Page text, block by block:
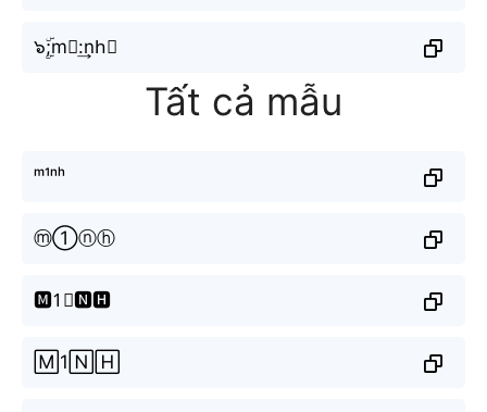
๖ۣۜ;m１:͢nh⃟
Tất cả mẫu
ᵐ¹ⁿʰ
ⓜ①ⓝⓗ
🅼1⃣🅽🅷
🄼1🄽🄷